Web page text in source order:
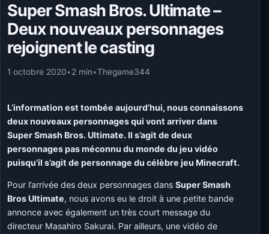
Super Smash Bros. Ultimate –
Deux nouveaux personnages
rejoignent le casting
1 octobre 2020•2 min•Thegame344
L’information est tombée aujourd’hui, nous connaissons
deux nouveaux personnages qui vont arriver dans
Super Smash Bros. Ultimate. Il s’agit de deux
personnages pas méconnu du monde du jeu vidéo
puisqu’il s’agit de personnage du célèbre jeu Minecraft.
Pour l’arrivée des deux personnages dansSuper Smash
Bros Ultimate, nous avons eu le droit à une petite bande
annonce avec également un très court message du
directeur Masahiro Sakurai. Par ailleurs, une vidéo de